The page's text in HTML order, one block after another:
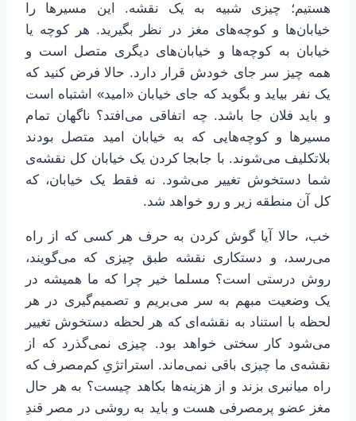
هستیم؛ چیزی شبیه به یک نقشه. این مسیرها را
خیابان‌ها و کوچه‌های مغز در نظر بگیرید. هر کوچه یا
خیابان به کوچه‌ها و خیابان‌های دیگری متصل است و
همه چیز سر جای خودش قرار دارد. حالا فرض کنید که
یک نفر بیاید و بگوید که جای خیابان «امید» اشتباه است
و باید فلان جا باشد. چه اتفاقی می‌افتد؟ ناگهان تمام
مسیرها و کوچه‌هایی که به خیابان امید متصل بودند
بلاتکلیف می‌شوند. با جابجا کردن یک خیابان کل نقشه‌ی
شما دستخوش تغییر می‌شود. نه فقط یک خیابان، که
کل آن منطقه زیر و رو خواهد شد.
خب، حالا آیا گوش کردن به حرف هر کسی که از راه
می‌رسد، و دستکاری نقشه طبق چیزی که می‌گویند،
روش درستی است؟ مسلما خیر چرا که ما همیشه در
یک وضعیت مبهم به سر می‌بریم و تصمیم‌گیری در هر
لحظه با استناد به نقشه‌ای که هر لحظه دستخوش تغییر
می‌شود کار سختی خواهد بود. چیزی نمی‌گذرد که از
نقشه‌ی ما چیزی باقی نمی‌ماند. استراتژیِ کم‌مصرف که
راه میانبری بزند و از هزینه‌ها بکاهد چیست؟ به هر حال
مغز عضو پرمصرفی هست و باید به روشی در مصر قندِ